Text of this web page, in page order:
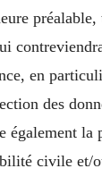
en
des
également la
civile et/